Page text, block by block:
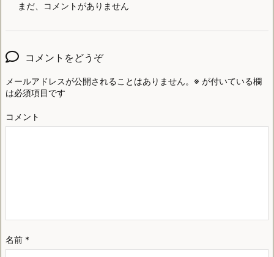
まだ、コメントがありません
コメントをどうぞ
メールアドレスが公開されることはありません。 ※ が付いている欄
は必須項目です
コメント
名前 *